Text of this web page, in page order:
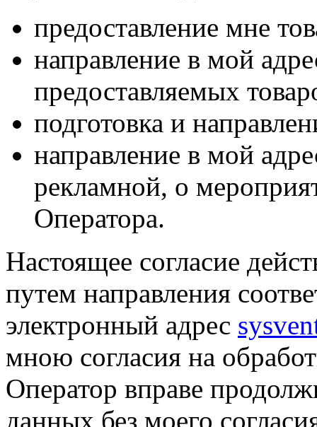
предоставление мне
направление в мой
предоставляемых
подготовка и
направление в мой
рекламной, о
Оператора.
Настоящее согласие
путем направления
электронный адрес
мною согласия на
Оператор вправе
данных без моего